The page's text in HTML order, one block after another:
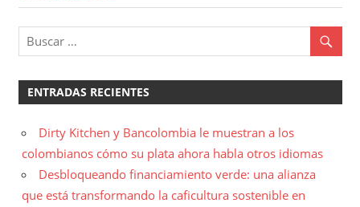
ENTRADAS RECIENTES
Dirty Kitchen y Bancolombia le muestran a los
colombianos cómo su plata ahora habla otros idiomas
Desbloqueando financiamiento verde: una alianza
que está transformando la caficultura sostenible en